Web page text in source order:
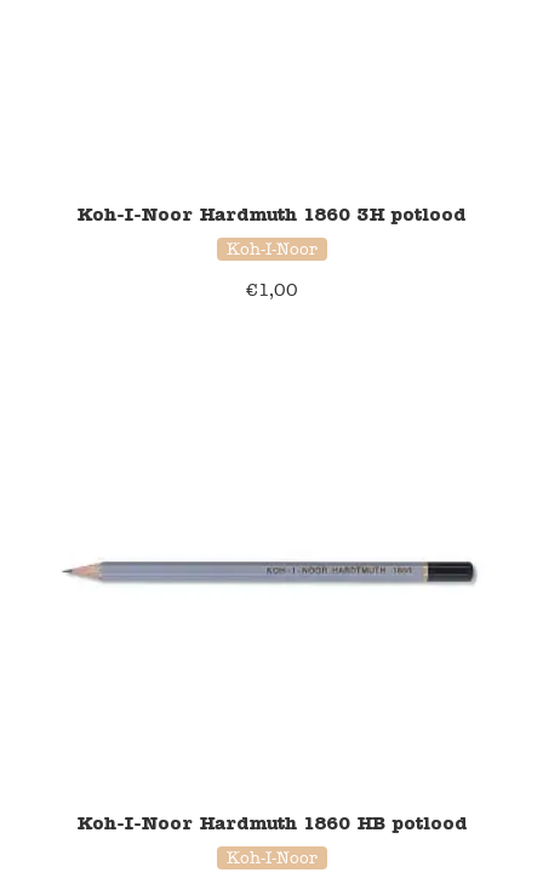
Koh-I-Noor Hardmuth 1860 3H potlood
Koh-I-Noor
€1,00
Koh-I-Noor Hardmuth 1860 HB potlood
Koh-I-Noor